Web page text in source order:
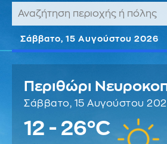
Σάββατο, 15 Αυγούστου 2026
Περιθώρι
Σάββατο, 15 Αυγούστου
12 - 26°C